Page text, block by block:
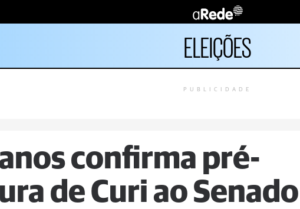
ELEIÇÕES
PUBLICIDADE
confirma pré-
de Curi ao Senado